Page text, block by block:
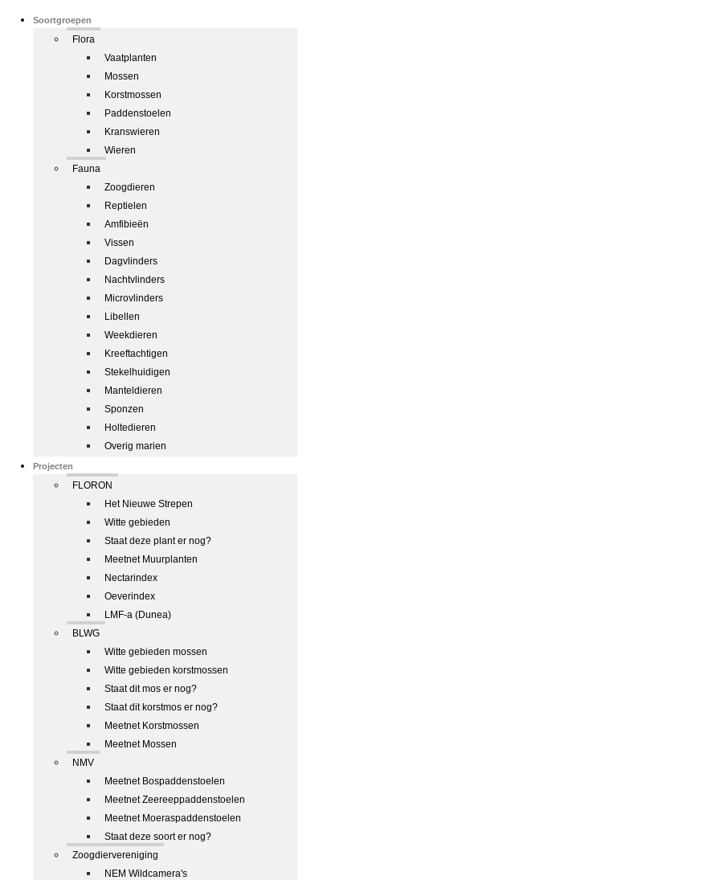
Soortgroepen
Flora
Vaatplanten
Mossen
Korstmossen
Paddenstoelen
Kranswieren
Wieren
Fauna
Zoogdieren
Reptielen
Amfibieën
Vissen
Dagvlinders
Nachtvlinders
Microvlinders
Libellen
Weekdieren
Kreeftachtigen
Stekelhuidigen
Manteldieren
Sponzen
Holtedieren
Overig marien
Projecten
FLORON
Het Nieuwe Strepen
Witte gebieden
Staat deze plant er nog?
Meetnet Muurplanten
Nectarindex
Oeverindex
LMF-a (Dunea)
BLWG
Witte gebieden mossen
Witte gebieden korstmossen
Staat dit mos er nog?
Staat dit korstmos er nog?
Meetnet Korstmossen
Meetnet Mossen
NMV
Meetnet Bospaddenstoelen
Meetnet Zeereeppaddenstoelen
Meetnet Moeraspaddenstoelen
Staat deze soort er nog?
Zoogdiervereniging
NEM Wildcamera's